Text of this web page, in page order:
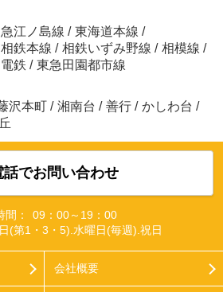
江ノ島線 / 東海道本線 /
相鉄本線 / 相鉄いずみ野線 / 相模線 /
鉄 / 東急田園都市線
沢本町 / 湘南台 / 善行 / かしわ台 /
話でお問い合わせ
間：
09：00～19：00
(第1・3・5).水曜日(毎週).祝日
会社概要